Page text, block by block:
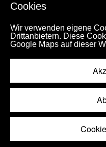
Cookies
Wir verwenden eigene
Drittanbietern. Diese
Google Maps auf dieser
Impressum